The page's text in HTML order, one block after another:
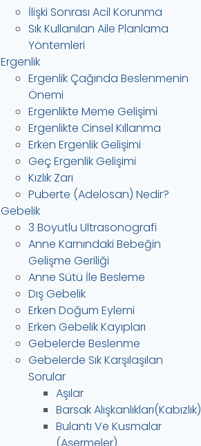
İlişki Sonrası Acil Korunma
Sık Kullanılan Aile Planlama
Yöntemleri
Ergenlik
Ergenlik Çağında Beslenmenin
Önemi
Ergenlikte Meme Gelişimi
Ergenlikte Cinsel Kıllanma
Erken Ergenlik Gelişimi
Geç Ergenlik Gelişimi
Kızlık Zarı
Puberte (Adelosan) Nedir?
Gebelik
3 Boyutlu Ultrasonografi
Anne Karnındaki Bebeğin
Gelişme Geriliği
Anne Sütü İle Besleme
Dış Gebelik
Erken Doğum Eylemi
Erken Gebelik Kayıpları
Gebelerde Beslenme
Gebelerde Sık Karşılaşılan
Sorular
Aşılar
Barsak Alışkanlıkları(Kabızlık)
Bulantı Ve Kusmalar